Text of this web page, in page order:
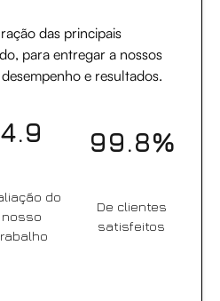
das principais
para entregar a nossos
e resultados.
4.9
do
nosso
99.8%
De clientes
satisfeitos